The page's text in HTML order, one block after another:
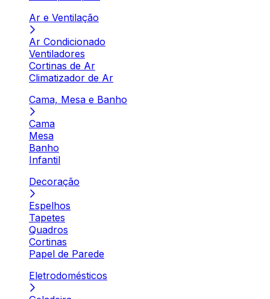
Ar e Ventilação
Ar Condicionado
Ventiladores
Cortinas de Ar
Climatizador de Ar
Cama, Mesa e Banho
Cama
Mesa
Banho
Infantil
Decoração
Espelhos
Tapetes
Quadros
Cortinas
Papel de Parede
Eletrodomésticos